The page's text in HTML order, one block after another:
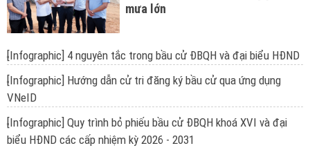
mưa lớn
[Infographic] 4 nguyên tắc trong bầu cử ĐBQH và đại biểu HĐND
[Infographic] Hướng dẫn cử tri đăng ký bầu cử qua ứng dụng
VNeID
[Infographic] Quy trình bỏ phiếu bầu cử ĐBQH khoá XVI và đại
biểu HĐND các cấp nhiệm kỳ 2026 - 2031